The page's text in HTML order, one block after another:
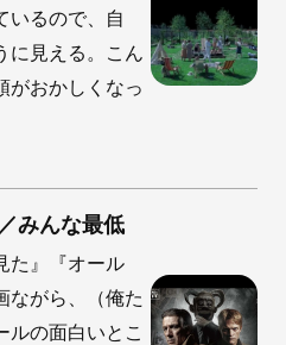
いるので、自
に見える。こん
がおかしくなっ
みんな最低
た』『オール
ながら、（俺た
ルの面白いとこ